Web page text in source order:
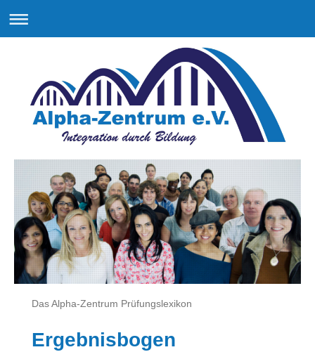
Das Alpha-Zentrum Prüfungslexikon
Ergebnisbogen